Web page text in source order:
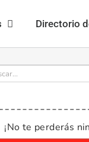
Directorio
¡No te perderás